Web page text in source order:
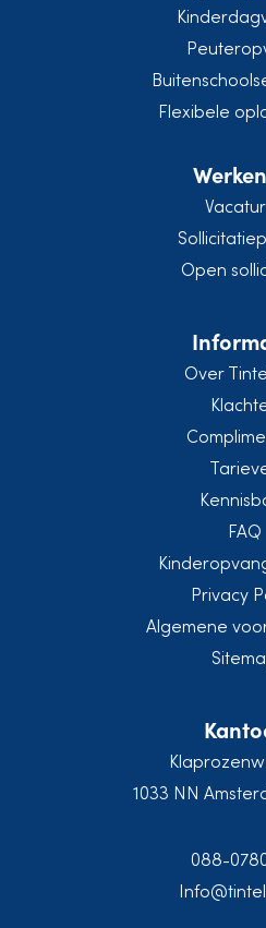
Flexibele
Open
Over
FAQ
Privacy
Algemene
1033 NN
088-